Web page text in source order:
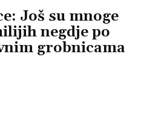
Još su mnoge
negdje po
grobnicama